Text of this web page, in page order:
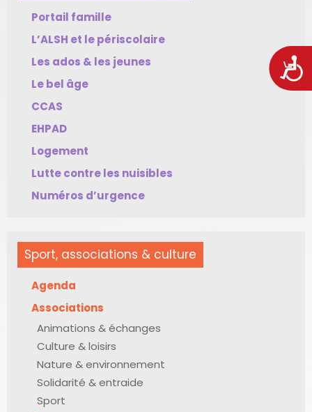
Portail famille
L’ALSH et le périscolaire
Les ados & les jeunes
Le bel âge
CCAS
EHPAD
Logement
Lutte contre les nuisibles
Numéros d’urgence
Sport, associations & culture
Agenda
Associations
Animations & échanges
Culture & loisirs
Nature & environnement
Solidarité & entraide
Sport